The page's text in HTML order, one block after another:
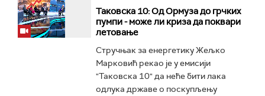
Таковска 10: Од Ормуза до грчких
пумпи - може ли криза да поквари
летовање
Стручњак за енергетику Жељко
Марковић рекао је у емисији
"Таковска 10" да неће бити лака
одлука државе о поскупљењу